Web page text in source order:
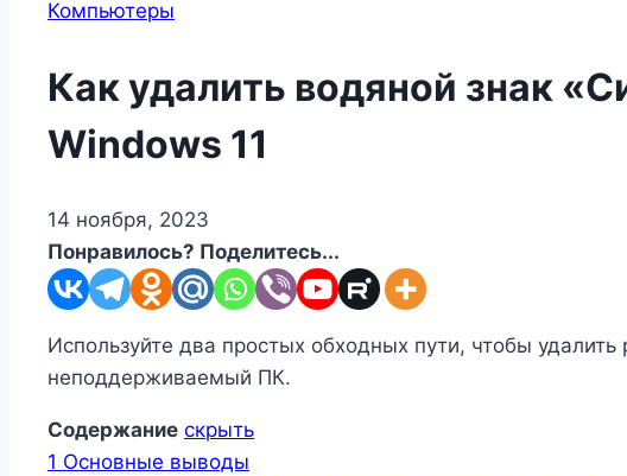
Компьютеры
Как удалить водяной знак
Windows 11
14 ноября, 2023
Понравилось? Поделитесь...
Используйте два простых обходных пути, чтобы
неподдерживаемый ПК.
Содержание скрыть
1 Основные выводы